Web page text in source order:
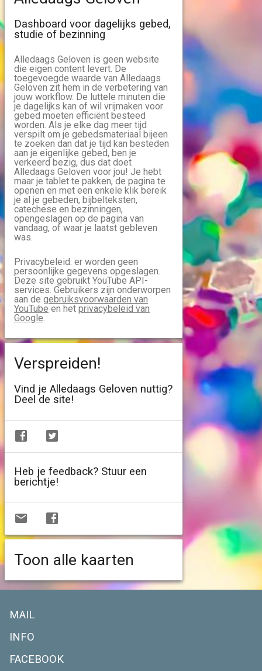
Dashboard voor dagelijks gebed,
studie of bezinning
Alledaags Geloven is geen website
die eigen content levert. De
toegevoegde waarde van Alledaags
Geloven zit hem in de verbetering van
jouw workflow. De luttele minuten die
je dagelijks kan of wil vrijmaken voor
gebed moeten efficiënt besteed
worden. Als je elke dag meer tijd
verspilt om je gebedsmateriaal bijeen
te zoeken dan dat je tijd kan besteden
aan je eigenlijke gebed, ben je
verkeerd bezig, dus dat doet
Alledaags Geloven voor jou! Je hebt
maar je tablet te pakken, de pagina te
openen en met een enkele klik bereik
je al je gebeden, bijbelteksten,
catechese en bezinningen,
opengeslagen op de pagina van
vandaag, of waar je laatst gebleven
was.
Privacybeleid: er worden geen
persoonlijke gegevens opgeslagen.
Deze site gebruikt YouTube API-
services. Gebruikers zijn onderworpen
aan de gebruiksvoorwaarden van
YouTube en het privacybeleid van
Google.
Verspreiden!
Vind je Alledaags Geloven nuttig?
Deel de site!
Heb je feedback? Stuur een
berichtje!
Toon alle kaarten
MAIL
INFO
FACEBOOK